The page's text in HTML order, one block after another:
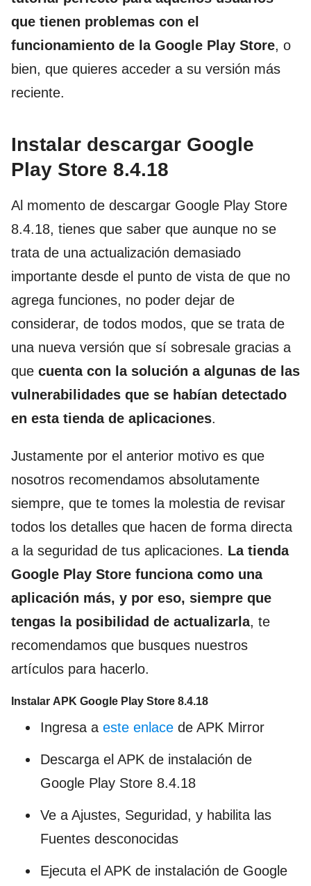
que tienen problemas con el
funcionamiento de la Google Play Store, o
bien, que quieres acceder a su versión más
reciente.
Instalar descargar Google
Play Store 8.4.18
Al momento de descargar Google Play Store
8.4.18, tienes que saber que aunque no se
trata de una actualización demasiado
importante desde el punto de vista de que no
agrega funciones, no poder dejar de
considerar, de todos modos, que se trata de
una nueva versión que sí sobresale gracias a
que cuenta con la solución a algunas de las
vulnerabilidades que se habían detectado
en esta tienda de aplicaciones.
Justamente por el anterior motivo es que
nosotros recomendamos absolutamente
siempre, que te tomes la molestia de revisar
todos los detalles que hacen de forma directa
a la seguridad de tus aplicaciones. La tienda
Google Play Store funciona como una
aplicación más, y por eso, siempre que
tengas la posibilidad de actualizarla, te
recomendamos que busques nuestros
artículos para hacerlo.
Instalar APK Google Play Store 8.4.18
Ingresa a este enlace de APK Mirror
Descarga el APK de instalación de
Google Play Store 8.4.18
Ve a Ajustes, Seguridad, y habilita las
Fuentes desconocidas
Ejecuta el APK de instalación de Google